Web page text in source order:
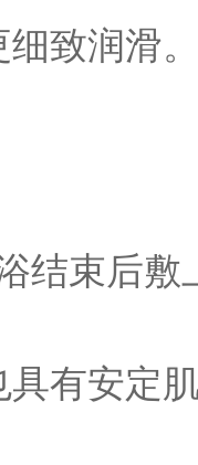
细致润
结束后
有安定